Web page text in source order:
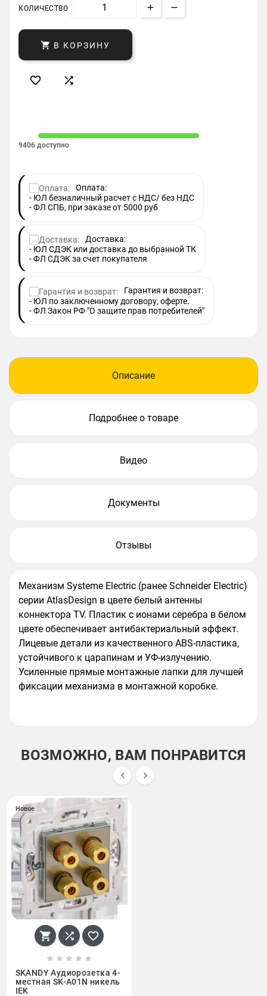
КОЛИЧЕСТВО
 В КОРЗИНУ
 
9406 доступно
Оплата:
- ЮЛ безналичный расчет с НДС/ без НДС
- ФЛ СПБ, при заказе от 5000 руб
Доставка:
- ЮЛ СДЭК или доставка до выбранной ТК
- ФЛ СДЭК за счет покупателя
Гарантия и возврат:
- ЮЛ по заключенному договору, оферте.
- ФЛ Закон РФ "О защите прав потребителей"
Описание
Подробнее о товаре
Видео
Документы
Отзывы
Механизм Systeme Electric (ранее Schneider Electric)
серии AtlasDesign в цвете белый антенны
коннектора TV. Пластик с ионами серебра в белом
цвете обеспечивает антибактериальный эффект.
Лицевые детали из качественного ABS-пластика,
устойчивого к царапинам и УФ-излучению.
Усиленные прямые монтажные лапки для лучшей
фиксации механизма в монтажной коробке.
ВОЗМОЖНО, ВАМ ПОНРАВИТСЯ
 
Новое
  
    
SKANDY Аудиорозетка 4-
местная SK-A01N никель
IEK